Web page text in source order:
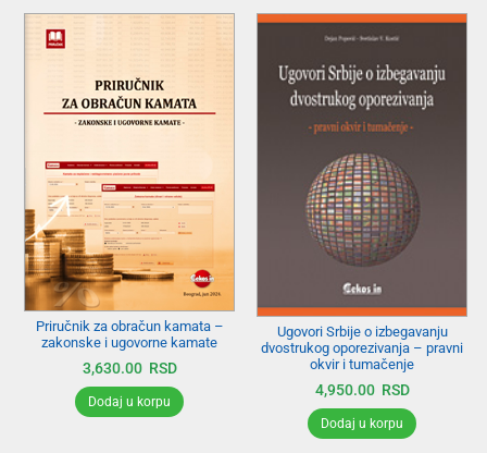
Priručnik za obračun kamata –
zakonske i ugovorne kamate
3,630.00 RSD
Dodaj u korpu
Ugovori Srbije o izbegavanju
dvostrukog oporezivanja – pravni
okvir i tumačenje
4,950.00 RSD
Dodaj u korpu